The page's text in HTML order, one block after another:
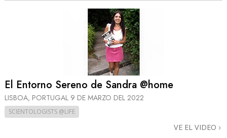
El Entorno Sereno de Sandra @home
LISBOA, PORTUGAL 9 DE MARZO DEL 2022
SCIENTOLOGISTS @LIFE
VE EL VIDEO